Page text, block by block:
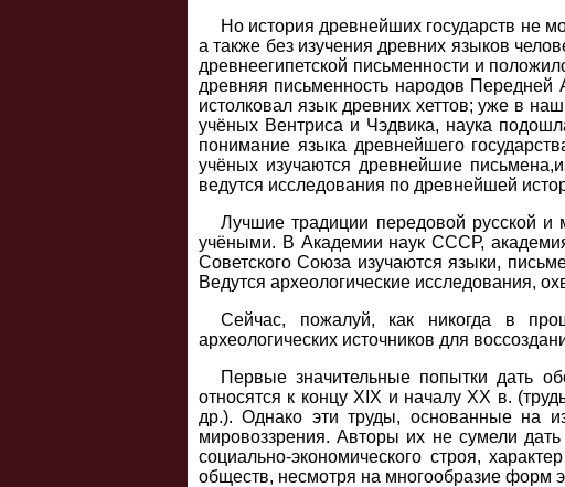
Но история древнейших государств не
а также без изучения древних языков
древнеегипетской письменности и
древняя письменность народов
истолковал язык древних хеттов; уже в
учёных Вентриса и Чэдвика, наука
понимание языка древнейшего
учёных изучаются древнейшие
ведутся исследования по древнейшей
Лучшие традиции передовой русской и
учёными. В Академии наук СССР,
Советского Союза изучаются языки,
Ведутся археологические исследования,
Сейчас, пожалуй, как никогда в
археологических источников для
Первые значительные попытки дать
относятся к концу XIX и началу XX в.
др.). Однако эти труды, основанные на
мировоззрения. Авторы их не сумели
социально-экономического строя,
обществ, несмотря на многообразие форм